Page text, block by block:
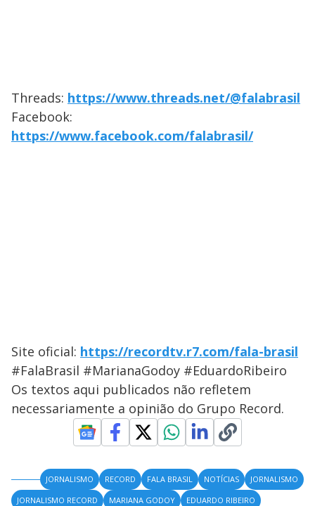
Threads: https://www.threads.net/@falabrasil
Facebook:
https://www.facebook.com/falabrasil/
Site oficial: https://recordtv.r7.com/fala-brasil
#FalaBrasil #MarianaGodoy #EduardoRibeiro
Os textos aqui publicados não refletem
necessariamente a opinião do Grupo Record.
JORNALISMO RECORD FALA BRASIL NOTÍCIAS
JORNALISMO
JORNALISMO RECORD
MARIANA GODOY EDUARDO RIBEIRO